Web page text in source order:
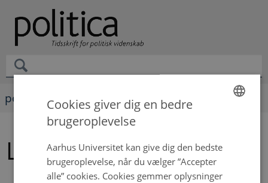
politica
Lasse Lykke Rørbæk
DANISH
Cookies giver dig en bedre
brugeroplevelse
Aarhus Universitet kan give dig den bedste
brugeroplevelse, når du vælger ”Accepter
alle” cookies. Cookies gemmer oplysninger